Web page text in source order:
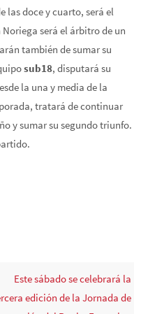
las doce y cuarto, será el
Noriega será el árbitro de un
también de sumar su
sub18, disputará su
la una y media de la
tratará de continuar
y sumar su segundo triunfo.
Este sábado se celebrará la
edición de la Jornada de